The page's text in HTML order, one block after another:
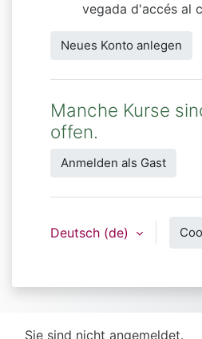
vegada d'accés al
Neues Konto anlegen
Manche Kurse
offen.
Anmelden als Gast
Deutsch ‎(de)‎
Sie sind nicht angemeldet.